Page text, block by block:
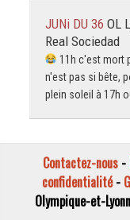
JUNi DU 36 OL
Real Sociedad
11h c'est mort
n'est pas si bête,
plein soleil à 17h
Contactez-nous -
confidentialité-
Olympique-et-